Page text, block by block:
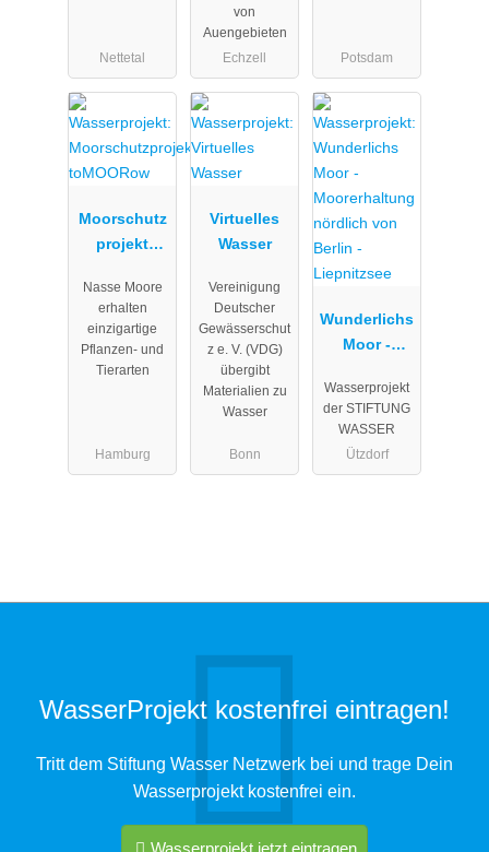
Nettetal
von
Auengebieten
Echzell
Potsdam
Moorschutz
projekt
Nasse Moore
erhalten
einzigartige
Pflanzen- und
Tierarten
Hamburg
Virtuelles
Wasser
Vereinigung
Deutscher
Gewässerschut
z e. V. (VDG)
übergibt
Materialien zu
Wasser
Bonn
Wunderlichs
Moor -
ng nördlich
Liepnitzsee
Wasserprojekt
der STIFTUNG
WASSER
Ützdorf
WasserProjekt kostenfrei eintragen!
Tritt dem Stiftung Wasser Netzwerk bei und trage Dein
Wasserprojekt kostenfrei ein.